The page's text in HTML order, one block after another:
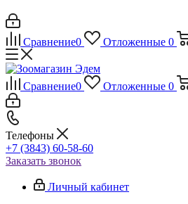
Сравнение0 Отложенные 0
Сравнение0 Отложенные 0
Телефоны
+7 (3843) 60-58-60
Заказать звонок
Личный кабинет